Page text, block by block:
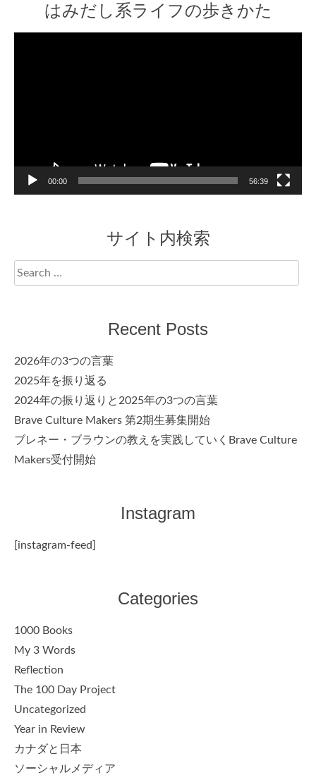
はみだし系ライフの歩きかた
00:00 56:39
サイト内検索
Search
for:
Recent Posts
2026年の3つの言葉
2025年を振り返る
2024年の振り返りと2025年の3つの言葉
Brave Culture Makers 第2期生募集開始
ブレネー・ブラウンの教えを実践していくBrave Culture
Makers受付開始
Instagram
[instagram-feed]
Categories
1000 Books
My 3 Words
Reflection
The 100 Day Project
Uncategorized
Year in Review
カナダと日本
ソーシャルメディア